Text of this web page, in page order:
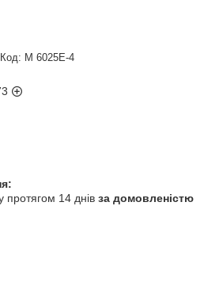
Код: M 6025E-4
протягом 14 днів за домовленістю